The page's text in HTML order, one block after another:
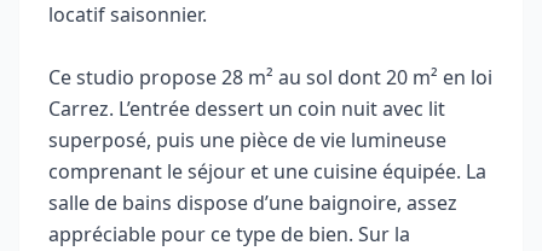
locatif saisonnier.
Ce studio propose 28 m² au sol dont 20 m² en loi
Carrez. L’entrée dessert un coin nuit avec lit
superposé, puis une pièce de vie lumineuse
comprenant le séjour et une cuisine équipée. La
salle de bains dispose d’une baignoire, assez
appréciable pour ce type de bien. Sur la